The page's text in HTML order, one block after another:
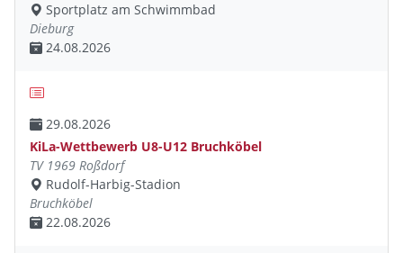
Sportplatz am Schwimmbad
Dieburg
24.08.2026
29.08.2026
KiLa-Wettbewerb U8-U12 Bruchköbel
TV 1969 Roßdorf
Rudolf-Harbig-Stadion
Bruchköbel
22.08.2026